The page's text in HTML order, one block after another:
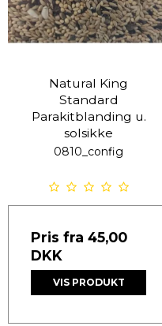
Natural King
Standard
Parakitblanding u.
solsikke
0810_config
Pris fra 45,00
DKK
VIS PRODUKT